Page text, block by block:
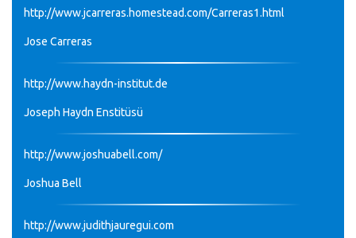
http://www.jcarreras.homestead.com/Carreras1.html
Jose Carreras
http://www.haydn-institut.de
Joseph Haydn Enstitüsü
http://www.joshuabell.com/
Joshua Bell
http://www.judithjauregui.com